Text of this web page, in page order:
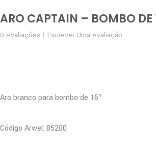
ARO CAPTAIN – BOMBO DE
0 Avaliações Escrever Uma Avaliação
Aro branco para bombo de 16″
Código Arwel: 85200